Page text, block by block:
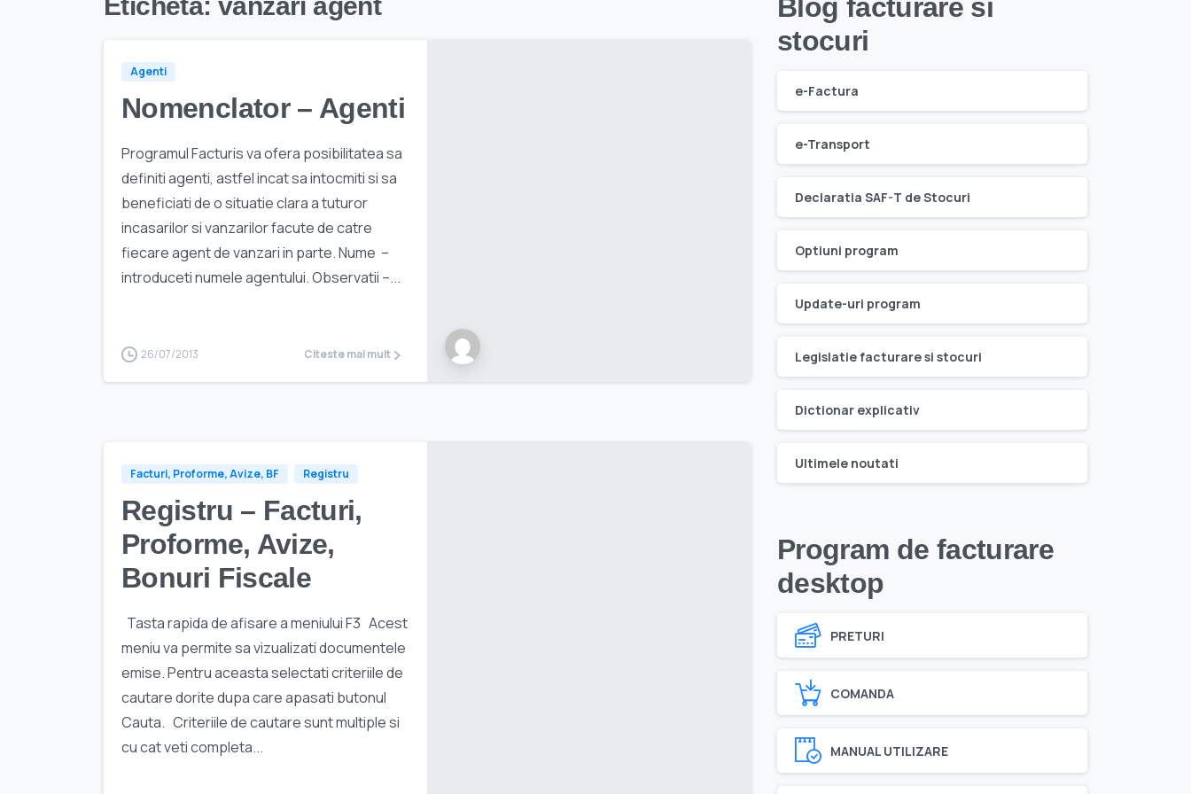
Agenti
Nomenclator – Agenti
Programul Facturis va ofera posibilitatea sa
definiti agenti, astfel incat sa intocmiti si sa
beneficiati de o situatie clara a tuturor
incasarilor si vanzarilor facute de catre
fiecare agent de vanzari in parte. Nume –
introduceti numele agentului. Observatii –...
26/07/2013 Citeste mai mult
Facturi, Proforme, Avize, BF Registru
Registru – Facturi,
Proforme, Avize,
Bonuri Fiscale
Tasta rapida de afisare a meniului F3 Acest
meniu va permite sa vizualizati documentele
emise. Pentru aceasta selectati criteriile de
cautare dorite dupa care apasati butonul
Cauta. Criteriile de cautare sunt multiple si
cu cat veti completa...
Blog facturare si
stocuri
e-Factura
e-Transport
Declaratia SAF-T de Stocuri
Optiuni program
Update-uri program
Legislatie facturare si stocuri
Dictionar explicativ
Ultimele noutati
Program de facturare
desktop
PRETURI
COMANDA
MANUAL UTILIZARE